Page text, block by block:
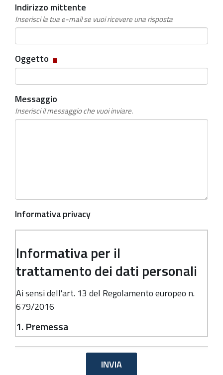
Indirizzo mittente
Inserisci la tua e-mail se vuoi ricevere una risposta
Oggetto Campo
obbligatorio
Messaggio
Inserisci il messaggio che vuoi inviare.
Informativa privacy
Informativa per il
trattamento dei dati personali
Ai sensi dell'art. 13 del Regolamento europeo n.
679/2016
1. Premessa
Ai sensi dell'art. 13 del Regolamento europeo n.
679/2016, la Giunta della Regione Emilia-